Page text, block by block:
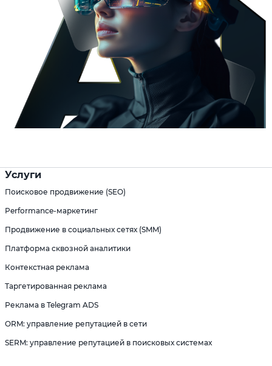
Услуги
Поисковое продвижение (SEO)
Performance-маркетинг
Продвижение в социальных сетях (SMM)
Платформа сквозной аналитики
Контекстная реклама
Таргетированная реклама
Реклама в Telegram ADS
ORM: управление репутацией в сети
SERM: управление репутацией в поисковых системах